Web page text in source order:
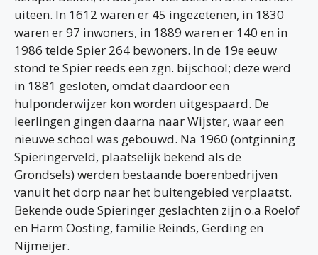
uiteen. In 1612 waren er 45 ingezetenen, in 1830
waren er 97 inwoners, in 1889 waren er 140 en in
1986 telde Spier 264 bewoners. In de 19e eeuw
stond te Spier reeds een zgn. bijschool; deze werd
in 1881 gesloten, omdat daardoor een
hulponderwijzer kon worden uitgespaard. De
leerlingen gingen daarna naar Wijster, waar een
nieuwe school was gebouwd. Na 1960 (ontginning
Spieringerveld, plaatselijk bekend als de
Grondsels) werden bestaande boerenbedrijven
vanuit het dorp naar het buitengebied verplaatst.
Bekende oude Spieringer geslachten zijn o.a Roelof
en Harm Oosting, familie Reinds, Gerding en
Nijmeijer.